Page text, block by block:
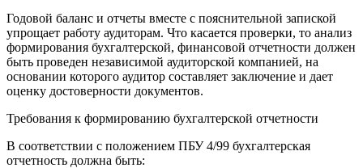
Годовой баланс и отчеты вместе с пояснительной запиской
упрощает работу аудиторам. Что касается проверки, то анализ
формирования бухгалтерской, финансовой отчетности должен
быть проведен независимой аудиторской компанией, на
основании которого аудитор составляет заключение и дает
оценку достоверности документов.
Требования к формированию бухгалтерской отчетности
В соответствии с положением ПБУ 4/99 бухгалтерская
отчетность должна быть: